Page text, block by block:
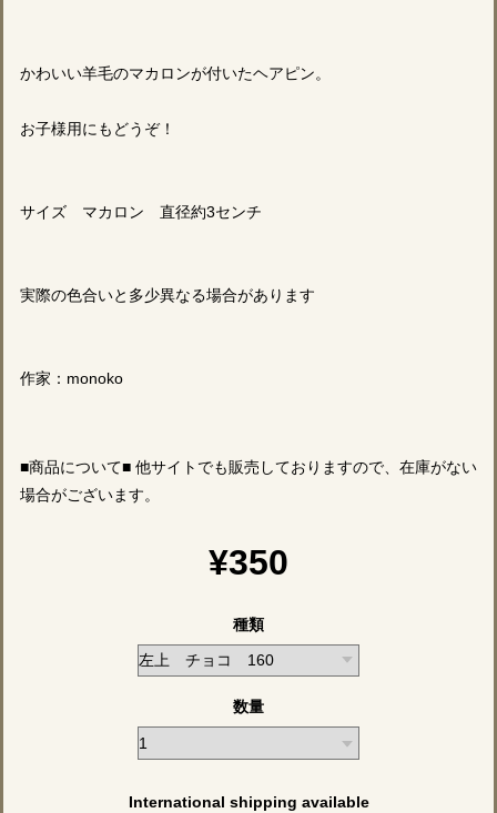
かわいい羊毛のマカロンが付いたヘアピン。
お子様用にもどうぞ！
サイズ マカロン 直径約3センチ
実際の色合いと多少異なる場合があります
作家：monoko
■商品について■ 他サイトでも販売しておりますので、在庫がない
場合がございます。
¥350
種類
数量
International shipping available